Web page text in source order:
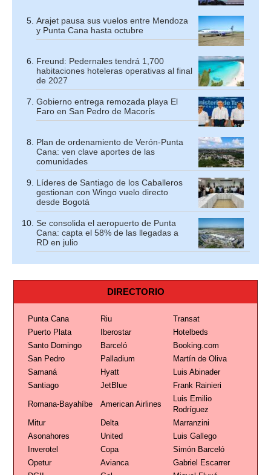
Arajet pausa sus vuelos entre Mendoza
y Punta Cana hasta octubre
Freund: Pedernales tendrá 1,700
habitaciones hoteleras operativas al final
de 2027
Gobierno entrega remozada playa El
Faro en San Pedro de Macorís
Plan de ordenamiento de Verón-Punta
Cana: ven clave aportes de las
comunidades
Líderes de Santiago de los Caballeros
gestionan con Wingo vuelo directo
desde Bogotá
Se consolida el aeropuerto de Punta
Cana: capta el 58% de las llegadas a
RD en julio
DIRECTORIO
Punta Cana Riu
Transat
Puerto Plata
Iberostar
Hotelbeds
Santo Domingo
Barceló
Booking.com
San Pedro
Palladium
Martín de Oliva
Samaná
Hyatt
Luis Abinader
Santiago
JetBlue Frank Rainieri
Romana-Bayahíbe American Airlines
Luis Emilio
Rodríguez
Mitur
Delta
Marranzini
Asonahores
United
Luis Gallego
Inverotel
Copa
Simón Barceló
Opetur
Avianca
Gabriel Escarrer